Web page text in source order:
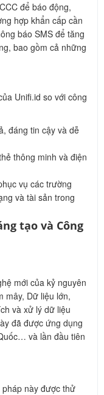
để báo động,
hợp khẩn cấp cần
báo SMS để tăng
bao gồm cả những
Unifi.id so với công
đáng tin cậy và dễ
thông minh và điện
vụ các trường
và tài sản trong
tạo và Công
mới của kỷ nguyên
mây, Dữ liệu lớn,
và xử lý dữ liệu
đã được ứng dụng
và lần đầu tiên
này được thử